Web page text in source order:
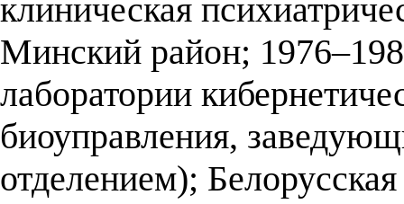
клиническая
Минский район;
лаборатории
биоуправления,
отделением);